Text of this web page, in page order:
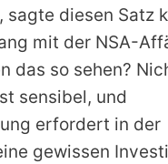
sagte diesen Satz
mit der NSA-
das so sehen?
sensibel, und
erfordert in der
gewissen